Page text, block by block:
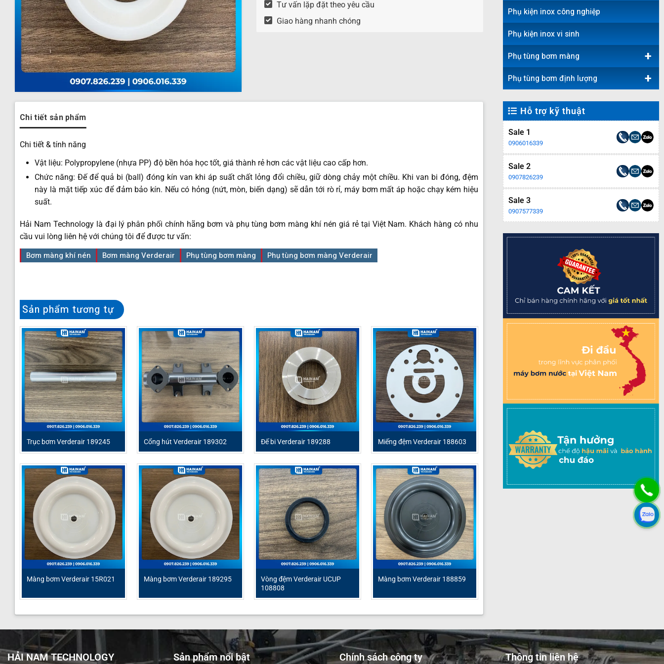
Phụ kiện inox công nghiệp
Phụ kiện inox vi sinh
Phụ tùng bơm màng +
Phụ tùng bơm định lượng +
Hỗ trợ kỹ thuật
Sale 1
0906016339
Sale 2
0907826239
Sale 3
0907577339
Tư vấn lặp đặt theo yêu cầu
Giao hàng nhanh chóng
Chi tiết sản phẩm
Chi tiết & tính năng
Vật liệu: Polypropylene (nhựa PP) độ bền hóa học tốt, giá thành rẻ hơn các vật liệu cao cấp hơn.
Chức năng: Đế để quả bi (ball) đóng kín van khi áp suất chất lỏng đổi chiều, giữ dòng chảy một chiều. Khi van bi đóng, đệm
này là mặt tiếp xúc để đảm bảo kín. Nếu có hỏng (nứt, mòn, biến dạng) sẽ dẫn tới rò rỉ, máy bơm mất áp hoặc chạy kém hiệu
suất.
Hải Nam Technology là đại lý phân phối chính hãng bơm và phụ tùng bơm màng khí nén giá rẻ tại Việt Nam. Khách hàng có nhu
cầu vui lòng liên hệ với chúng tôi để được tư vấn:
Bơm màng khí nén Bơm màng Verderair Phụ tùng bơm màng Phụ tùng bơm màng Verderair
Sản phẩm tương tự
Trục bơm Verderair 189245 Cổng hút Verderair 189302 Đế bi Verderair 189288 Miếng đệm Verderair 188603
Màng bơm Verderair 15R021 Màng bơm Verderair 189295
Vòng đệm Verderair UCUP
108808
Màng bơm Verderair 188859
HẢI NAM TECHNOLOGY Sản phẩm nổi bật Chính sách công ty Thông tin liên hệ